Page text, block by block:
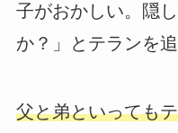
子がおかしい。隠
か？」とテランを追
父と弟といっても